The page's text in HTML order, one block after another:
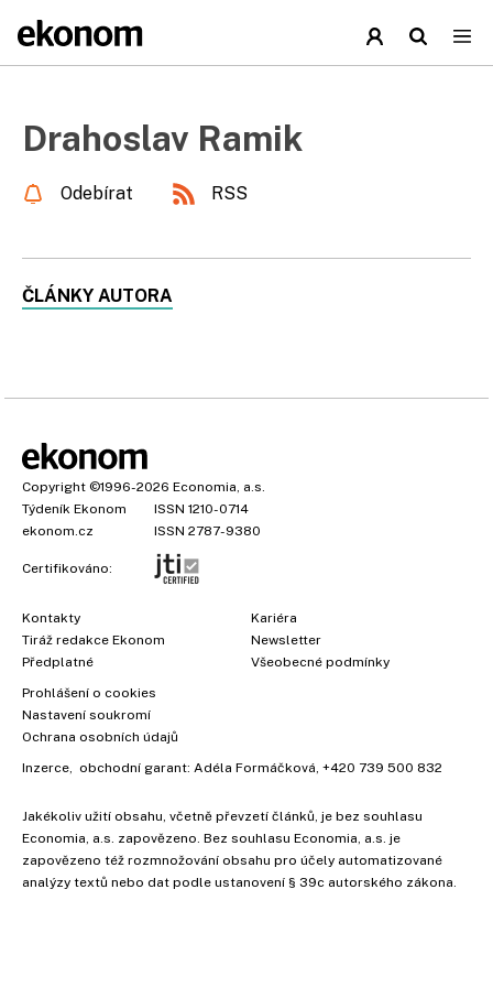
Drahoslav Ramik
Odebírat RSS
ČLÁNKY AUTORA
Copyright ©1996-2026 Economia, a.s.
Týdeník Ekonom
ISSN 1210-0714
ekonom.cz
ISSN 2787-9380
Certifikováno:
Kontakty
Tiráž redakce Ekonom
Předplatné
Kariéra
Newsletter
Všeobecné podmínky
Prohlášení o cookies
Nastavení soukromí
Ochrana osobních údajů
Inzerce, obchodní garant: Adéla Formáčková, +420 739 500 832
Jakékoliv užití obsahu, včetně převzetí článků, je bez souhlasu
Economia, a.s. zapovězeno. Bez souhlasu Economia, a.s. je
zapovězeno též rozmnožování obsahu pro účely automatizované
analýzy textů nebo dat podle ustanovení § 39c autorského zákona.